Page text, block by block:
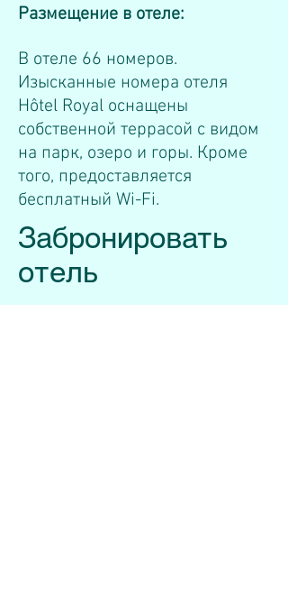
Размещение в отеле:
В отеле 66 номеров.
Изысканные номера отеля
Hôtel Royal оснащены
собственной террасой с видом
на парк, озеро и горы. Кроме
того, предоставляется
бесплатный Wi-Fi.​
Забронировать
отель